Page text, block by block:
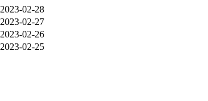
2023-02-28
2023-02-27
2023-02-26
2023-02-25